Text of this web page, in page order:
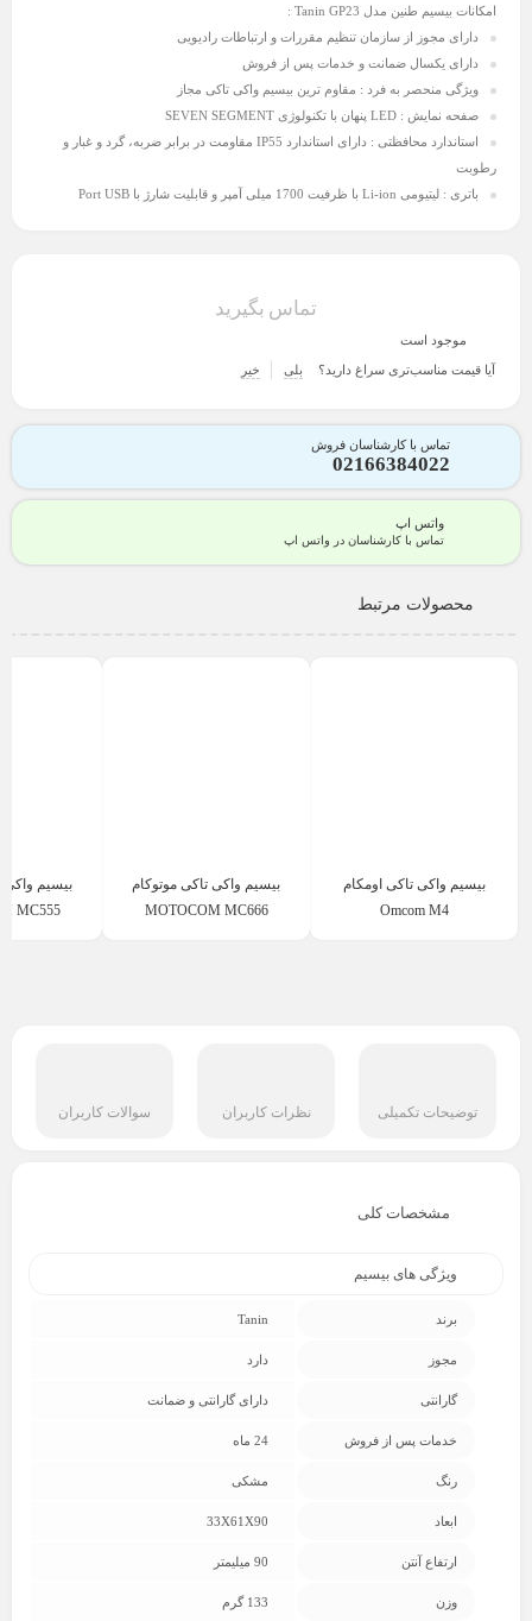
امکانات بیسیم طنین مدل Tanin GP23 :
دارای مجوز از سازمان تنظیم مقررات و ارتباطات رادیویی
دارای یکسال ضمانت و خدمات پس از فروش
ویژگی منحصر به فرد : مقاوم ترین بیسیم واکی تاکی مجاز
صفحه نمایش :
استاندارد محافظتی :
دارای استاندارد IP55 مقاومت در برابر ضربه، گرد و غبار و
رطوبت
باتری : لیتیومی Li-ion با ظرفیت 1700 میلی آمپر و قابلیت شارژ با Port USB
تماس بگیرید
موجود است
آیا قیمت مناسب‌تری سراغ دارید؟ بلی خیر
تماس با کارشناسان فروش
02166384022
واتس اپ
تماس با کارشناسان در واتس اپ
محصولات مرتبط
بیسیم واکی تاکی اومکام
Omcom M4
بیسیم واکی تاکی موتوکام
MOTOCOM MC6662,800,000 تومان
بیسیم واکی
MC5553,000,000 تومان
توضیحات تکمیلی نظرات کاربران سوالات کاربران
مشخصات کلی
ویژگی های بیسیم
برند Tanin
مجوز دارد
گارانتی دارای گارانتی و ضمانت
خدمات پس از فروش 24 ماه
رنگ مشکی
ابعاد 33X61X90
ارتفاع آنتن 90 میلیمتر
وزن 133 گرم